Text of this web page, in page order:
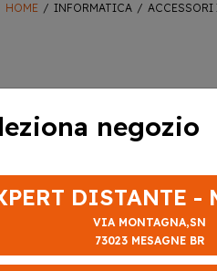
HOME INFORMATICA
negozio
DISTANTE -
VIA MONTAGNA,SN
73023 MESAGNE BR